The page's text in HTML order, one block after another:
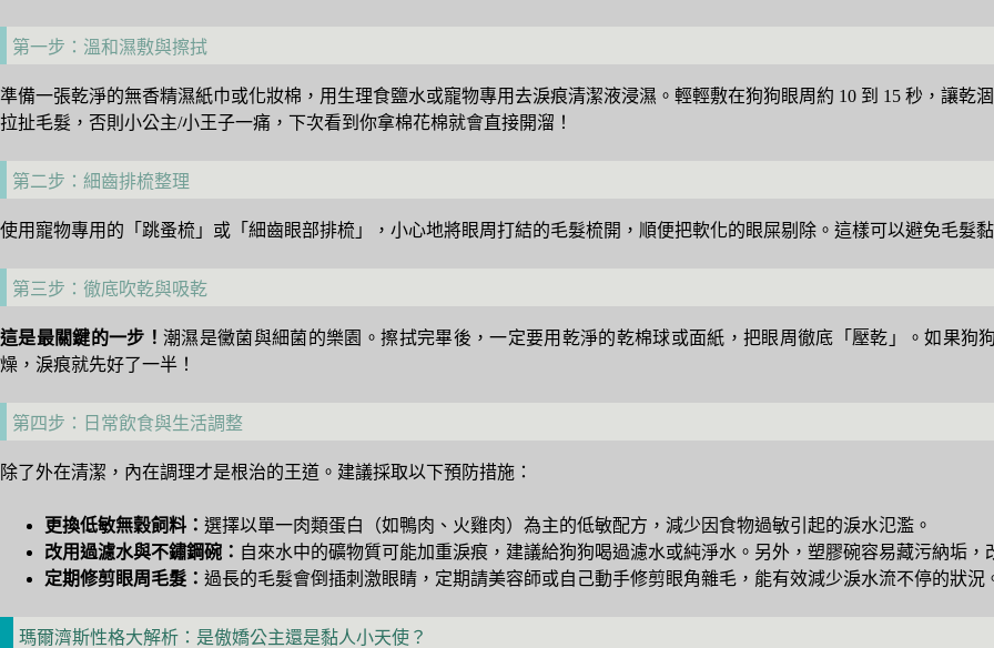
第一步：溫和濕敷與擦拭
準備一張乾淨的無香精濕紙巾或化妝棉，用生理食鹽水或寵物專用去淚痕清潔液浸濕。輕輕敷在狗狗眼周約 10 到 15 秒，讓乾
拉扯毛髮，否則小公主/小王子一痛，下次看到你拿棉花棉就會直接開溜！
第二步：細齒排梳整理
使用寵物專用的「跳蚤梳」或「細齒眼部排梳」，小心地將眼周打結的毛髮梳開，順便把軟化的眼屎剔除。這樣可以避免毛髮
第三步：徹底吹乾與吸乾
這是最關鍵的一步！潮濕是黴菌與細菌的樂園。擦拭完畢後，一定要用乾淨的乾棉球或面紙，把眼周徹底「壓乾」。如果
燥，淚痕就先好了一半！
第四步：日常飲食與生活調整
除了外在清潔，內在調理才是根治的王道。建議採取以下預防措施：
更換低敏無穀飼料： 選擇以單一肉類蛋白（如鴨肉、火雞肉）為主的低敏配方，減少因食物過敏引起的淚水氾濫。
改用過濾水與不鏽鋼碗： 自來水中的礦物質可能加重淚痕，建議給狗狗喝過濾水或純淨水。另外，塑膠碗容易藏污納垢
定期修剪眼周毛髮： 過長的毛髮會倒插刺激眼睛，定期請美容師或自己動手修剪眼角雜毛，能有效減少淚水流不停的狀況
瑪爾濟斯性格大解析：是傲嬌公主還是黏人小天使？